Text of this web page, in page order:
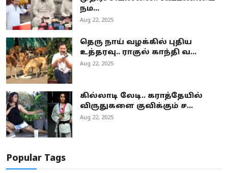
நம...
Aug 22, 2025
தெரு நாய் வழக்கில் புதிய
உத்தரவு.. ராகுல் காந்தி வ...
Aug 22, 2025
கில்லாடி லேடி.. கராத்தேயில்
விருதுகளை குவிக்கும் ச...
Aug 22, 2025
Popular Tags